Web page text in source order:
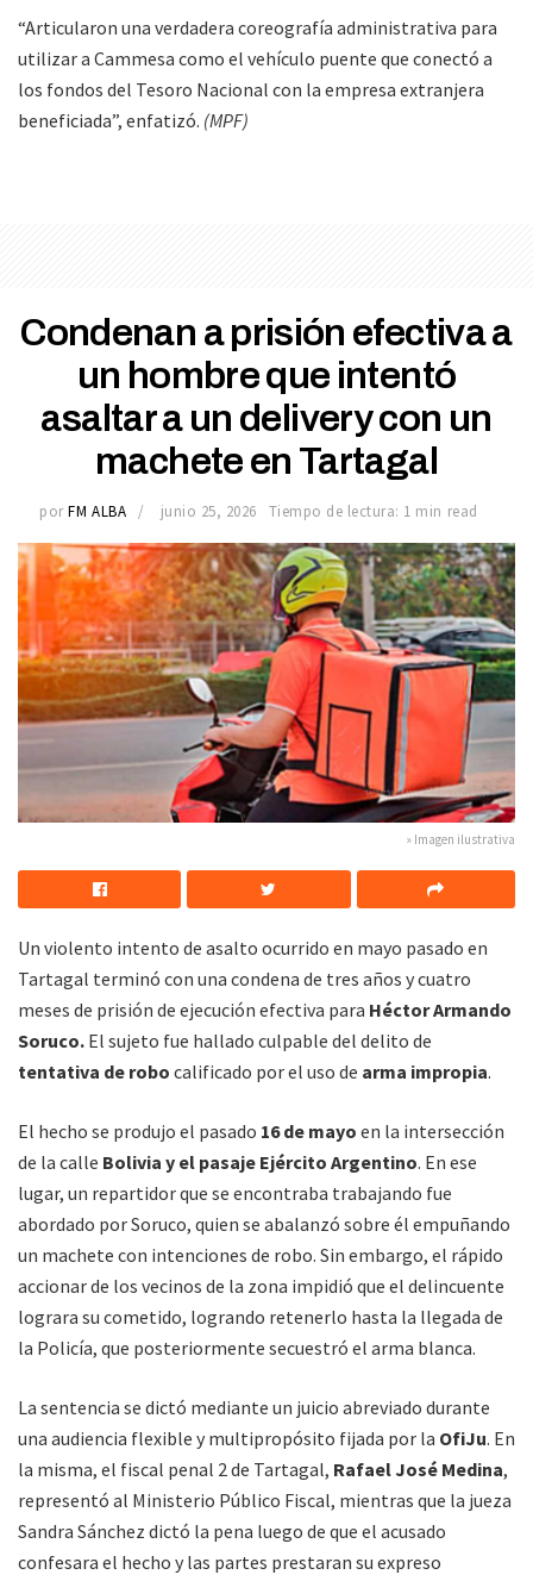
“Articularon una verdadera coreografía administrativa para
utilizar a Cammesa como el vehículo puente que conectó a
los fondos del Tesoro Nacional con la empresa extranjera
beneficiada”, enfatizó. (MPF)
Condenan a prisión efectiva a
un hombre que intentó
asaltar a un delivery con un
machete en Tartagal
por FM ALBA junio 25, 2026 Tiempo de lectura: 1 min read
» Imagen ilustrativa
Un violento intento de asalto ocurrido en mayo pasado en
Tartagal terminó con una condena de tres años y cuatro
meses de prisión de ejecución efectiva para Héctor Armando
Soruco. El sujeto fue hallado culpable del delito de
tentativa de robo calificado por el uso de arma impropia.
El hecho se produjo el pasado 16 de mayo en la intersección
de la calle Bolivia y el pasaje Ejército Argentino. En ese
lugar, un repartidor que se encontraba trabajando fue
abordado por Soruco, quien se abalanzó sobre él empuñando
un machete con intenciones de robo. Sin embargo, el rápido
accionar de los vecinos de la zona impidió que el delincuente
lograra su cometido, logrando retenerlo hasta la llegada de
la Policía, que posteriormente secuestró el arma blanca.
La sentencia se dictó mediante un juicio abreviado durante
una audiencia flexible y multipropósito fijada por la OfiJu. En
la misma, el fiscal penal 2 de Tartagal, Rafael José Medina,
representó al Ministerio Público Fiscal, mientras que la jueza
Sandra Sánchez dictó la pena luego de que el acusado
confesara el hecho y las partes prestaran su expreso